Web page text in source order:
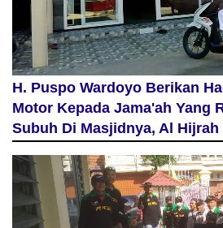
H. Puspo Wardoyo Berikan
Motor Kepada Jama'ah Yang
Subuh Di Masjidnya, Al Hijrah